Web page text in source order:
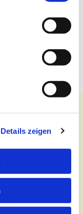
Details zeigen